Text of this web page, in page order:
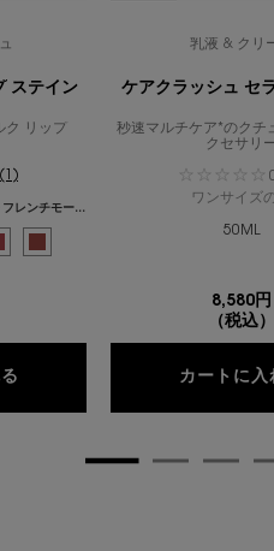
19
ラッチ、5/19
ニ クラッチ、6/19
ラッチ、7/19
ール ミニ クラッチ、8/19
ュール ミニ クラッチ、9/19
810 - オーバー オランジュ のカラー ク
820 - マジェスティック リヤド の
830 - アンエクスプロード
840 - マグネティック
商品バリエー
ステイン
ク リップ
(1)
44 - ヌード ラヴァリエール - フレンチモードなミルキーピンク -
場合
エール - フレンチモードなミルキーピン
ド ピンク - センシュアルなピンクヌー
ード チャンピオン - エッセンシャルな
530 - チーキー チェリー - フレッシュな
7 - イリシット ヌード - シックなロ
YSL ラブヌード リップ ステ
乳液 & クリ
ケアクラッシュ セ
秒速マルチケア*のクチ
クセサリ
ワンサイズ
50ML
8,580円
（税込）
カートに入